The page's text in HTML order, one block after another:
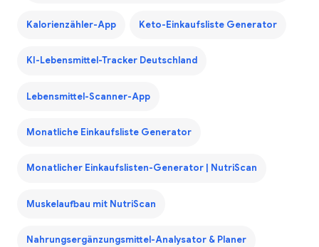
Kalorienzähler-App Keto-Einkaufsliste Generator
KI-Lebensmittel-Tracker Deutschland
Lebensmittel-Scanner-App
Monatliche Einkaufsliste Generator
Monatlicher Einkaufslisten-Generator | NutriScan
Muskelaufbau mit NutriScan
Nahrungsergänzungsmittel-Analysator & Planer